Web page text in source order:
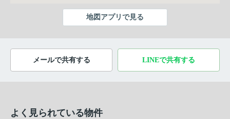
地図アプリで見る
メールで共有する LINEで共有する
よく見られている物件